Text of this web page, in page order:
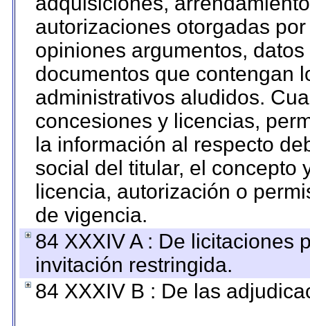
autorizaciones otorgadas
opiniones argumentos,
documentos que contengan
administrativos aludidos.
concesiones y licencias,
la información al respecto
social del titular, el concepto
licencia, autorización o
de vigencia.
84 XXXIV A : De licitaciones
invitación restringida.
84 XXXIV B : De las